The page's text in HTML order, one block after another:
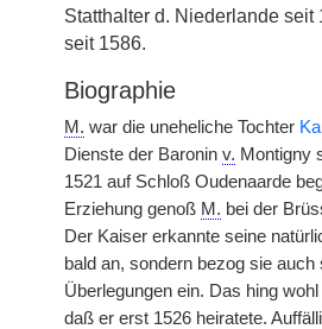
Statthalter d. Niederlande seit
seit 1586.
Biographie
M. war die uneheliche Tochter
Dienste der Baronin v. Montigny
1521 auf Schloß Oudenaarde
Erziehung genoß M. bei der
Der Kaiser erkannte seine
bald an, sondern bezog sie
Überlegungen ein. Das hing
daß er erst 1526 heiratete.